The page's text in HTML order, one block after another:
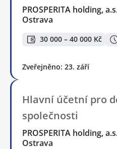
PROSPERITA holding,
Ostrava
30 000 – 40 000 Kč
Zveřejněno: 23. září
Hlavní účetní pro
společnosti
PROSPERITA holding,
Ostrava